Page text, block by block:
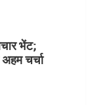
भेंट;
चर्चा